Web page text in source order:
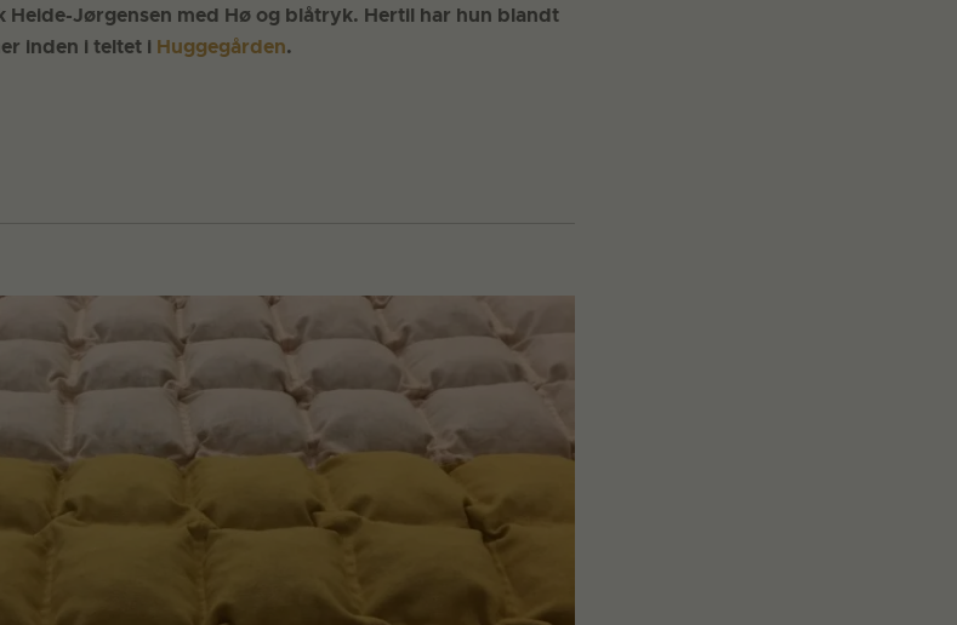
Heide-Jørgensen med Hø og blåtryk. Hertil har hun blandt
inden i teltet i Huggegården.